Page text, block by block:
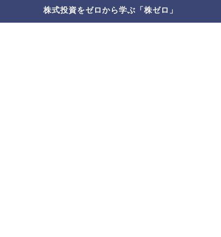
株式投資をゼロから学ぶ「株ゼロ」